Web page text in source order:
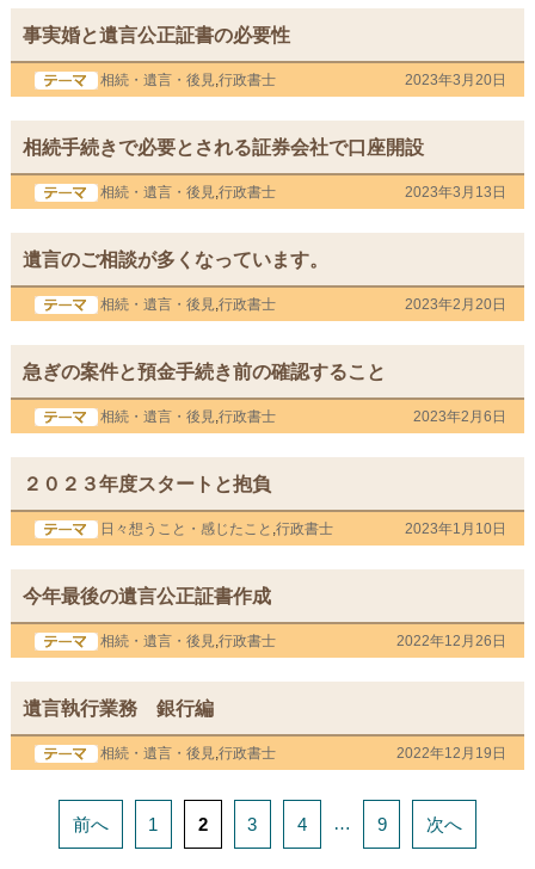
事実婚と遺言公正証書の必要性
相続・遺言・後見,行政書士 2023年3月20日
相続手続きで必要とされる証券会社で口座開設
相続・遺言・後見,行政書士 2023年3月13日
遺言のご相談が多くなっています。
相続・遺言・後見,行政書士 2023年2月20日
急ぎの案件と預金手続き前の確認すること
相続・遺言・後見,行政書士 2023年2月6日
２０２３年度スタートと抱負
日々想うこと・感じたこと ,行政書士 2023年1月10日
今年最後の遺言公正証書作成
相続・遺言・後見,行政書士 2022年12月26日
遺言執行業務 銀行編
相続・遺言・後見,行政書士 2022年12月19日
前へ 1 2 3 4 … 9 次へ